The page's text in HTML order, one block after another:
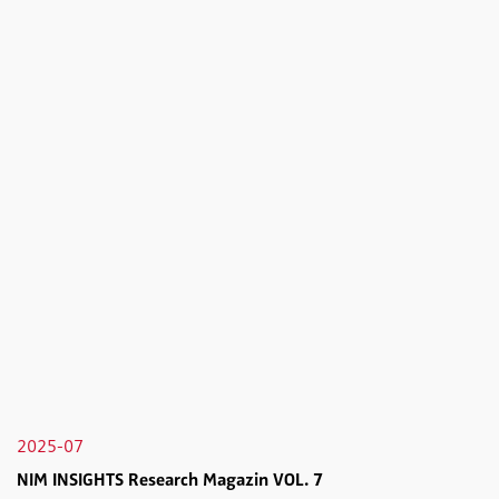
2025-07
NIM INSIGHTS Research Magazin VOL. 7